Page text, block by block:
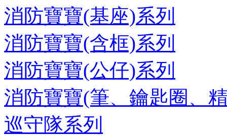
消防寶寶(基座)系列
消防寶寶(含框)系列
消防寶寶(公仔)系列
消防寶寶(筆、鑰匙圈、
巡守隊系列